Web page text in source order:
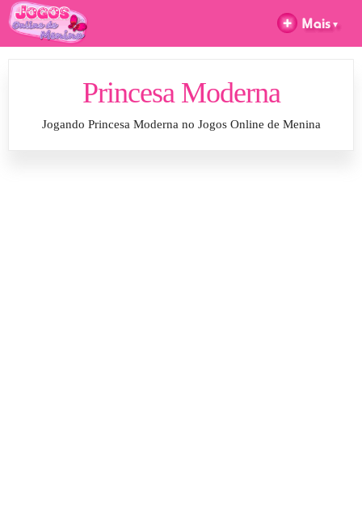
Princesa Moderna
Jogando Princesa Moderna no Jogos Online de Menina